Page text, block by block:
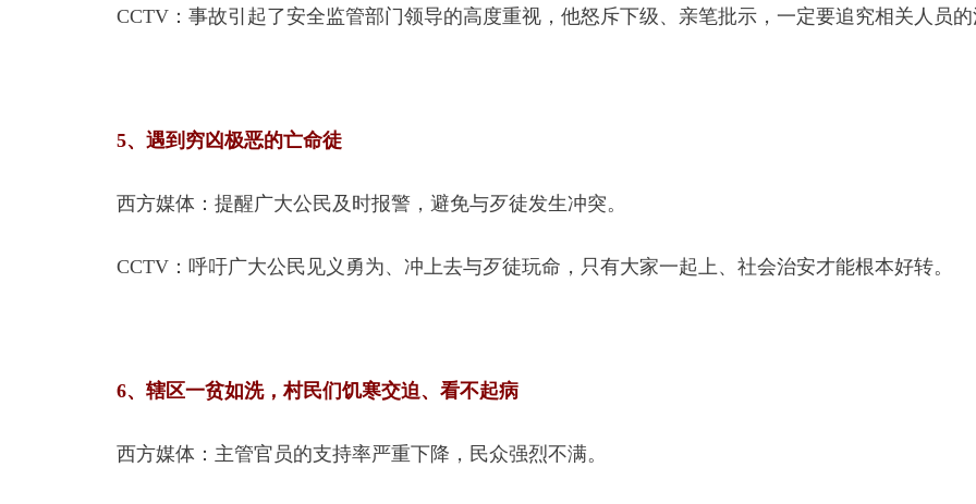
CCTV：事故引起了安全监管部门领导的高度重视，他怒斥下级、亲笔批示，一定要追究相关人员的
5、遇到穷凶极恶的亡命徒
西方媒体：提醒广大公民及时报警，避免与歹徒发生冲突。
CCTV：呼吁广大公民见义勇为、冲上去与歹徒玩命，只有大家一起上、社会治安才能根本好转。
6、辖区一贫如洗，村民们饥寒交迫、看不起病
西方媒体：主管官员的支持率严重下降，民众强烈不满。